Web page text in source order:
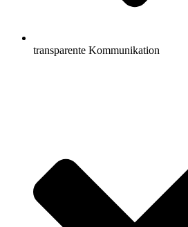
transparente Kommunikation